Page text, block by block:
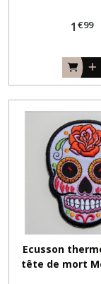
1 €99
Ecusson
tête de mort